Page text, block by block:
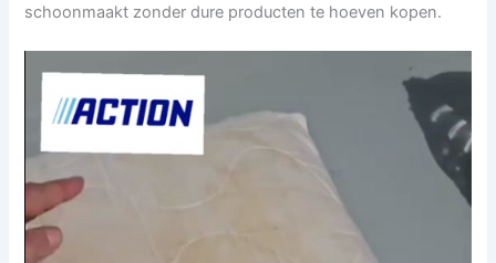
schoonmaakt zonder dure producten te hoeven kopen.